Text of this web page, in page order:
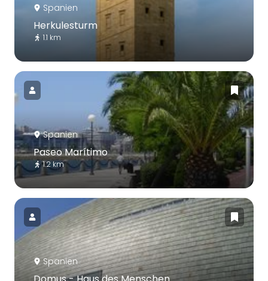
Spanien
Herkulesturm
1.1 km
Spanien
Paseo Marítimo
1.2 km
Spanien